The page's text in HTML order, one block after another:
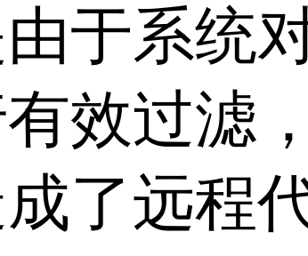
于系统
效过滤
了远程